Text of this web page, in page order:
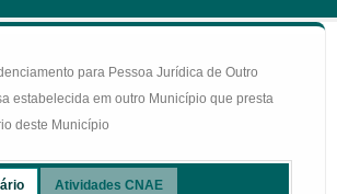
para Pessoa Jurídica de Outro
estabelecida em outro Município que presta
deste Município
Atividades CNAE